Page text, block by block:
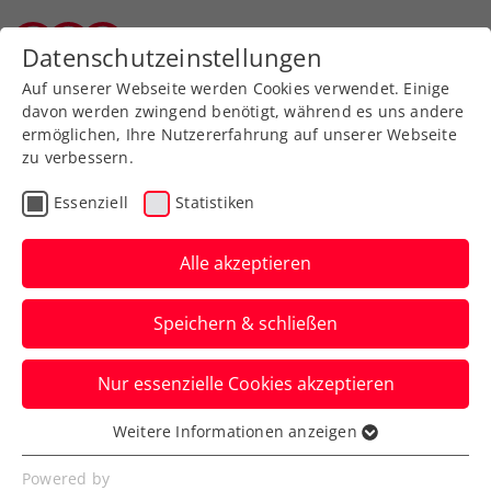
Zurück zur Newsübersicht
Turniere
ÖTV-
Jugendmeisterschaften
U18 in Neudörfl stehen
ante portas
Noch bis 12. April 2024 um 20:00 Uhr
kann fürs erste Highlight der
Freiluftsaison genannt werden.
Datenschutzeinstellungen
Auf unserer Webseite werden Cookies verwendet. Einige
davon werden zwingend benötigt, während es uns andere
ermöglichen, Ihre Nutzererfahrung auf unserer Webseite
zu verbessern.
Essenziell Statistiken
Alle akzeptieren
Speichern & schließen
Nur essenzielle Cookies akzeptieren
Essenziell
Essenzielle Cookies werden für grundlegende
Weitere Informationen anzeigen
Powered by